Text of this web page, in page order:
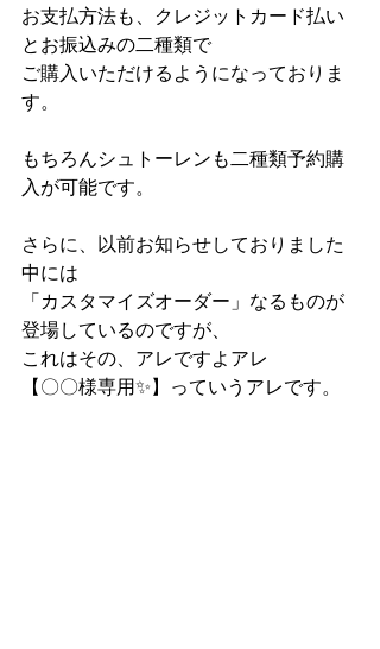
お支払方法も、クレジットカード払い
とお振込みの二種類で
ご購入いただけるようになっておりま
す。
もちろんシュトーレンも二種類予約購
入が可能です。
さらに、以前お知らせしておりました
中には
「カスタマイズオーダー」なるものが
登場しているのですが、
これはその、アレですよアレ
【〇〇様専用✨】っていうアレです。